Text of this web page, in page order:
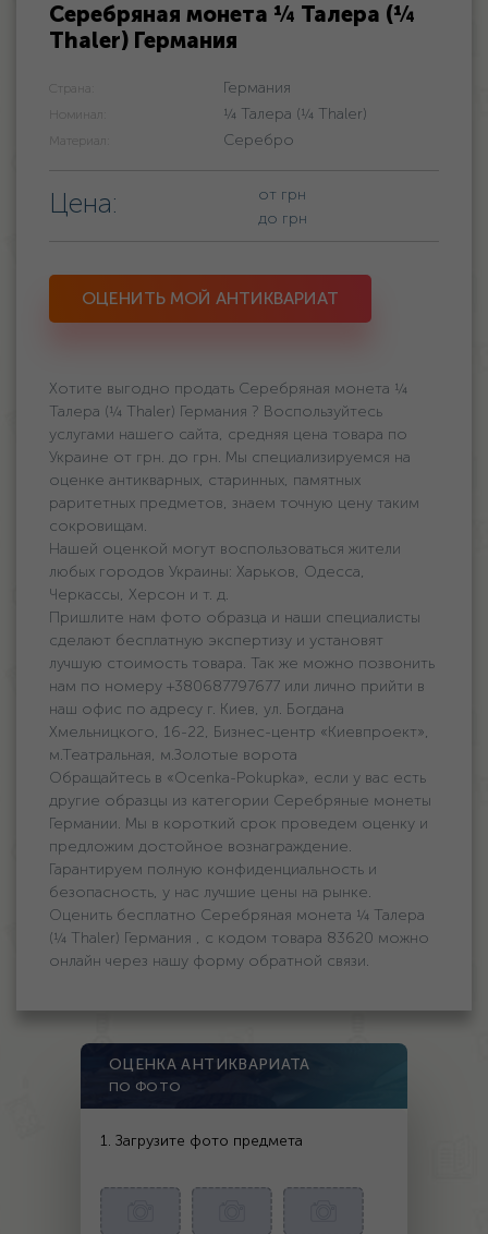
Серебряная монета ¼ Талера (¼
Thaler) Германия
Страна: Германия
Номинал: ¼ Талера (¼ Thaler)
Материал: Серебро
Цена: от грн
до грн
ОЦЕНИТЬ МОЙ АНТИКВАРИАТ
Хотите выгодно продать Серебряная монета ¼
Талера (¼ Thaler) Германия ? Воспользуйтесь
услугами нашего сайта, средняя цена товара по
Украине oт грн. дo грн. Мы специализируемся на
оценке антикварных, старинных, памятных
раритетных предметов, знаем точную цену таким
сокровищам.
Нашей оценкой могут воспользоваться жители
любых городов Украины: Харьков, Одесса,
Черкассы, Херсон и т. д.
Пришлите нам фото образца и наши специалисты
сделают бесплатную экспертизу и установят
лучшую стоимость товара. Так же можно позвонить
нам по номеру +380687797677 или лично прийти в
наш офис по адресу г. Киев, ул. Богдана
Хмельницкого, 16-22, Бизнес-центр «Киевпроект»,
м.Театральная, м.Золотые ворота
Обращайтесь в «Ocenka-Pokupka», если у вас есть
другие образцы из категории Серебряные монеты
Германии. Мы в короткий срок проведем оценку и
предложим достойное вознаграждение.
Гарантируем полную конфиденциальность и
безопасность, у нас лучшие цены на рынке.
Оценить бесплатно Серебряная монета ¼ Талера
(¼ Thaler) Германия , с кодом товара 83620 можно
онлайн через нашу форму обратной связи.
ОЦЕНКА АНТИКВАРИАТА
ПО ФОТО
1. Загрузите фото предмета